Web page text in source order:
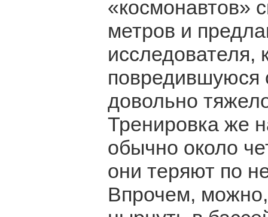
«космонавтов»
метров и
исследователя,
повредившуюся
довольно
Тренировка же
обычно около
они теряют по
Впрочем, можно,